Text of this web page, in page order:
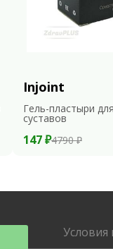
Injoint
Гель-пластыри
суставов
147 ₽4790 ₽
Условия